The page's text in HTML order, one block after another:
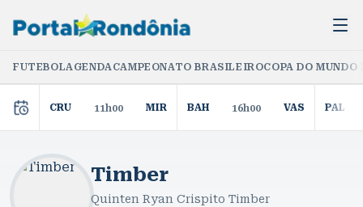
FUTEBOLAGENDACAMPEONATO BRASILEIROCOPA DO
CRU 11h00 MIR BAH 16h00 VAS PAL
Timber
Quinten Ryan Crispito Timber